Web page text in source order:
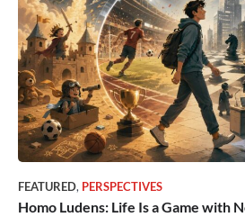
FEATURED, PERSPECTIVES
Homo Ludens: Life Is a Game with